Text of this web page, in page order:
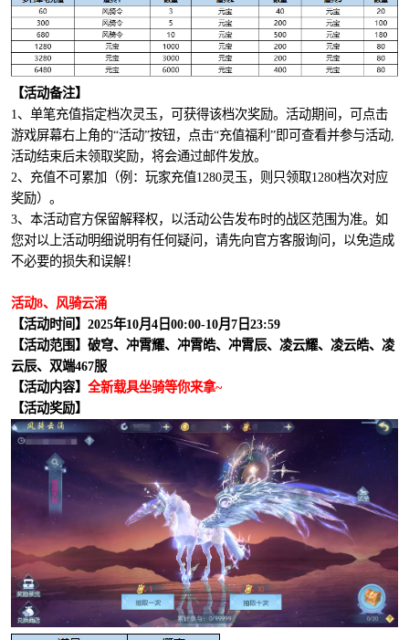
【活动备注】
1、单笔充值指定档次灵玉，可获得该档次奖励。活动期间，可点击
游戏屏幕右上角的“活动”按钮，点击“充值福利”即可查看并参与活动,
活动结束后未领取奖励，将会通过邮件发放。
2、充值不可累加（例：玩家充值1280灵玉，则只领取1280档次对应
奖励）。
3、本活动官方保留解释权，以活动公告发布时的战区范围为准。如
您对以上活动明细说明有任何疑问，请先向官方客服询问，以免造成
不必要的损失和误解！
活动8、风骑云涌
【活动时间】2025年10月4日00:00-10月7日23:59
【活动范围】破穹、冲霄耀、冲霄皓、冲霄辰、凌云耀、凌云皓、凌
云辰、双端467服
【活动内容】 全新载具坐骑等你来拿~
【活动奖励】